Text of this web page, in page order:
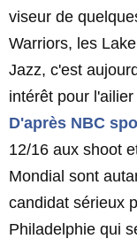
viseur de
Warriors, les
Jazz, c'est
intérêt pour
D'après NBC
12/16 aux shoot
Mondial sont
candidat sérieux
Philadelphie qui